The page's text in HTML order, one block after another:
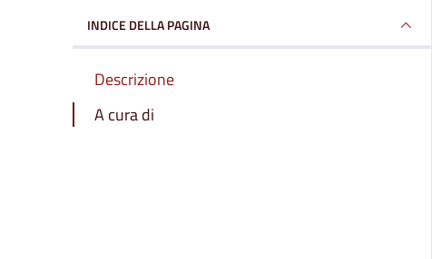
INDICE DELLA PAGINA
Descrizione
A cura di